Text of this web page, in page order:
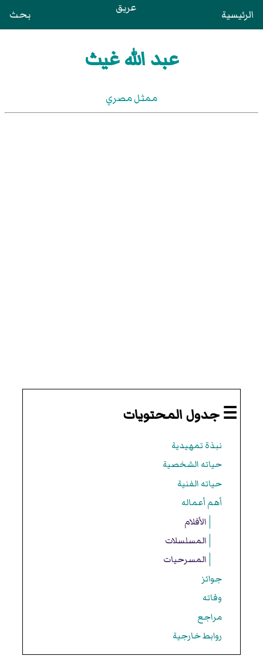
الرئيسية عريق بحث
عبد الله غيث
ممثل مصري
☰ جدول المحتويات
نبذة تمهيدية
حياته الشخصية
حياته الفنية
أهم أعماله
الأفلام
المسلسلات
المسرحيات
جوائز
وفاته
مراجع
روابط خارجية